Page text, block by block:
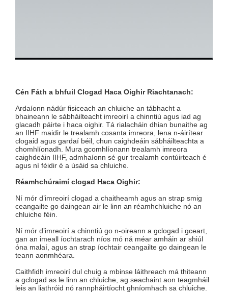
Cén Fáth a bhfuil Clogad Haca Oighir Riachtanach:
Ardaíonn nádúr fisiceach an chluiche an tábhacht a
bhaineann le sábháilteacht imreoirí a chinntiú agus iad ag
glacadh páirte i haca oighir. Tá rialacháin dhian bunaithe ag
an IIHF maidir le trealamh cosanta imreora, lena n-áirítear
clogaid agus gardaí béil, chun caighdeáin sábháilteachta a
chomhlíonadh. Mura gcomhlíonann trealamh imreora
caighdeáin IIHF, admhaíonn sé gur trealamh contúirteach é
agus ní féidir é a úsáid sa chluiche.
Réamhchúraimí clogad Haca Oighir:
Ní mór d’imreoirí clogad a chaitheamh agus an strap smig
ceangailte go daingean air le linn an réamhchluiche nó an
chluiche féin.
Ní mór d’imreoirí a chinntiú go n-oireann a gclogad i gceart,
gan an imeall íochtarach níos mó ná méar amháin ar shiúl
óna malaí, agus an strap íochtair ceangailte go daingean le
teann aonmhéara.
Caithfidh imreoirí dul chuig a mbinse láithreach má thiteann
a gclogad as le linn an chluiche, ag seachaint aon teagmháil
leis an liathróid nó rannpháirtíocht ghníomhach sa chluiche.